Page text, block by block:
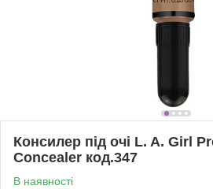
Консилер під очі L. A. Girl
Concealer код.347
В наявності